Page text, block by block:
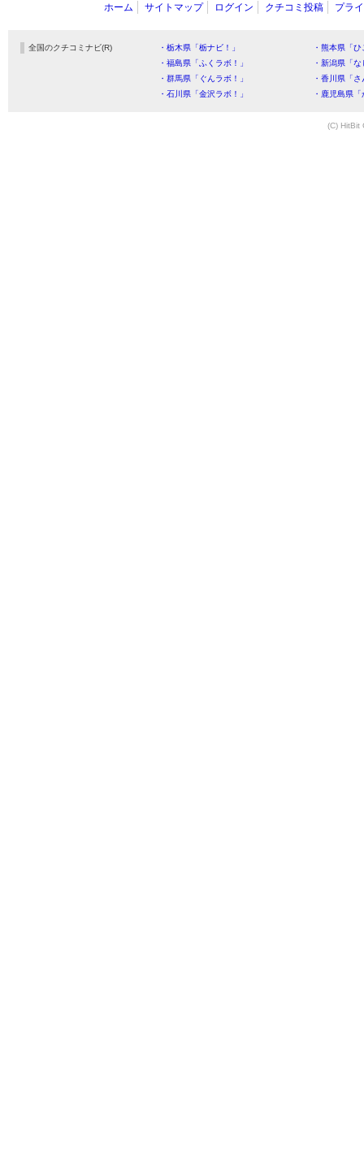
ホーム サイトマップ ログイン クチコミ投稿 プラ
全国のクチコミナビ(R) ・栃木県「栃ナビ！」
・熊本県「
・福島県「ふくラボ！」
・新潟県「
・群馬県「ぐんラボ！」
・香川県「
・石川県「金沢ラボ！」
・鹿児島県
(C) HitBit